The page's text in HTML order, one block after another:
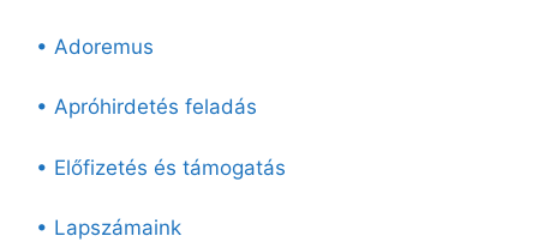
• Adoremus
• Apróhirdetés feladás
• Előfizetés és támogatás
• Lapszámaink